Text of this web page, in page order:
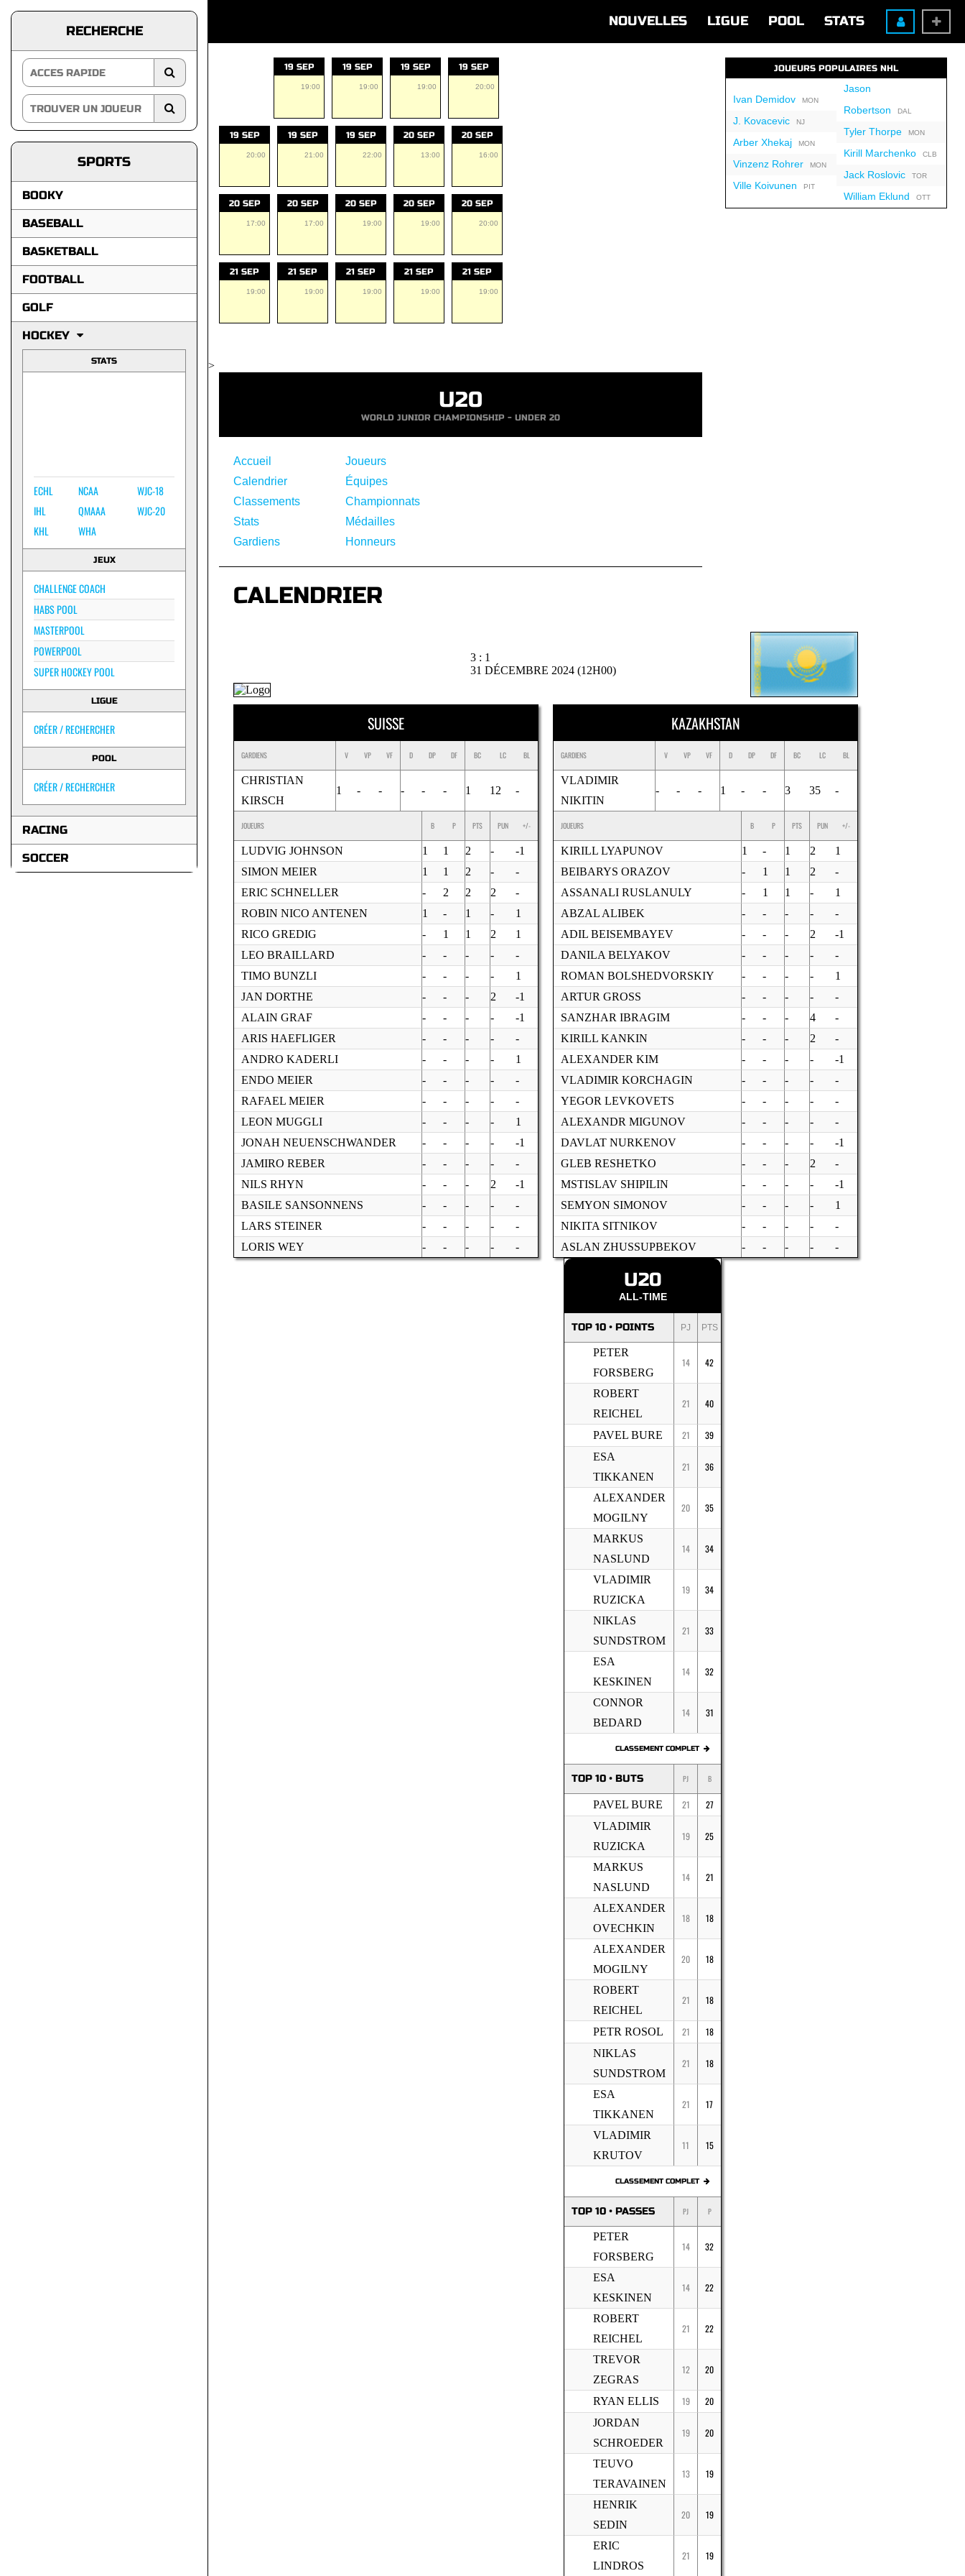
NOUVELLES LIGUE POOL STATS
RECHERCHE
SPORTS
BOOKY
BASEBALL
BASKETBALL
FOOTBALL
GOLF
HOCKEY
STATS
ECHL
IHL
KHL
NCAA
QMAAA
WHA
WJC-18
WJC-20
JEUX
CHALLENGE COACH
HABS POOL
MASTERPOOL
POWERPOOL
SUPER HOCKEY POOL
LIGUE
CRÉER / RECHERCHER
POOL
CRÉER / RECHERCHER
RACING
SOCCER
19 SEP
19:00
19 SEP
19:00
19 SEP
19:00
19 SEP
20:00
19 SEP
20:00
19 SEP
21:00
19 SEP
22:00
20 SEP
13:00
20 SEP
16:00
20 SEP
17:00
20 SEP
17:00
20 SEP
19:00
20 SEP
19:00
20 SEP
20:00
21 SEP
19:00
21 SEP
19:00
21 SEP
19:00
21 SEP
19:00
21 SEP
19:00
JOUEURS POPULAIRES NHL
Ivan DemidovMON
J. KovacevicNJ
Arber XhekajMON
Vinzenz RohrerMON
Ville Koivunen PIT
Jason
Robertson DAL
Tyler ThorpeMON
Kirill MarchenkoCLB
Jack RoslovicTOR
William Eklund OTT
>
U20
WORLD JUNIOR CHAMPIONSHIP - UNDER 20
Accueil
Calendrier
Classements
Stats
Gardiens
Joueurs
Équipes
Championnats
Médailles
Honneurs
CALENDRIER
3 : 1
31 DÉCEMBRE 2024 (12H00)
SUISSE
GARDIENS V VP VF D DP DF BC LC BL
CHRISTIAN
KIRSCH
1 - - - - - 1 12 -
JOUEURS B P PTS PUN +/-
LUDVIG JOHNSON 1 1 2 -
-1
SIMON MEIER
1 1 2 -
-
ERIC SCHNELLER
- 2 2 2
-
ROBIN NICO ANTENEN
1 - 1 -
1
RICO GREDIG
- 1 1 2
1
LEO BRAILLARD
- - - -
-
TIMO BUNZLI
- - - -
1
JAN DORTHE
- - - 2
-1
ALAIN GRAF
- - - -
-1
ARIS HAEFLIGER
- - - -
-
ANDRO KADERLI
- - - -
1
ENDO MEIER
- - - -
-
RAFAEL MEIER
- - - -
-
LEON MUGGLI
- - - -
1
JONAH NEUENSCHWANDER
- - - -
-1
JAMIRO REBER
- - - -
-
NILS RHYN
- - - 2
-1
BASILE SANSONNENS
- - - -
-
LARS STEINER
- - - -
-
LORIS WEY
- - - - -
KAZAKHSTAN
GARDIENS V VP VF D DP DF BC LC BL
VLADIMIR
NIKITIN
- - - 1 - - 3 35 -
JOUEURS B P PTS PUN +/-
KIRILL LYAPUNOV 1 - 1 2
1
BEIBARYS ORAZOV
- 1 1 2
-
ASSANALI RUSLANULY
- 1 1 -
1
ABZAL ALIBEK
- - - -
-
ADIL BEISEMBAYEV
- - - 2
-1
DANILA BELYAKOV
- - - -
-
ROMAN BOLSHEDVORSKIY
- - - -
1
ARTUR GROSS
- - - -
-
SANZHAR IBRAGIM
- - - 4
-
KIRILL KANKIN
- - - 2
-
ALEXANDER KIM
- - - -
-1
VLADIMIR KORCHAGIN
- - - -
-
YEGOR LEVKOVETS
- - - -
-
ALEXANDR MIGUNOV
- - - -
-
DAVLAT NURKENOV
- - - -
-1
GLEB RESHETKO
- - - 2
-
MSTISLAV SHIPILIN
- - - -
-1
SEMYON SIMONOV
- - - -
1
NIKITA SITNIKOV
- - - -
-
ASLAN ZHUSSUPBEKOV
- - - - -
U20
ALL-TIME
TOP 10 • POINTS PJ PTS
PETER
FORSBERG
14 42
ROBERT
REICHEL
21 40
PAVEL BURE 21
39
ESA
TIKKANEN
21 36
ALEXANDER
MOGILNY
20 35
MARKUS
NASLUND
14 34
VLADIMIR
RUZICKA
19 34
NIKLAS
SUNDSTROM
21 33
ESA
KESKINEN
14 32
CONNOR
BEDARD
14 31
CLASSEMENT COMPLET
TOP 10 • BUTS PJ B
PAVEL BURE 21
27
VLADIMIR
RUZICKA
19 25
MARKUS
NASLUND
14 21
ALEXANDER
OVECHKIN
18 18
ALEXANDER
MOGILNY
20 18
ROBERT
REICHEL
21 18
PETR ROSOL 21
18
NIKLAS
SUNDSTROM
21 18
ESA
TIKKANEN
21 17
VLADIMIR
KRUTOV
11 15
CLASSEMENT COMPLET
TOP 10 • PASSES PJ P
PETER
FORSBERG
14 32
ESA
KESKINEN
14 22
ROBERT
REICHEL
21 22
TREVOR
ZEGRAS
12 20
RYAN ELLIS 19
20
JORDAN
SCHROEDER
19 20
TEUVO
TERAVAINEN
13 19
HENRIK
SEDIN
20 19
ERIC
LINDROS
21 19